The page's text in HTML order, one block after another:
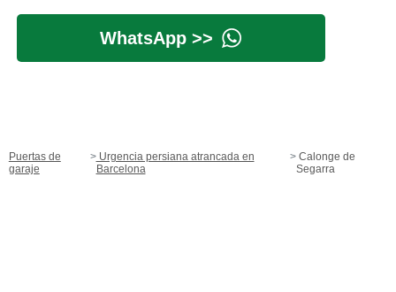
WhatsApp >>
Puertas de
garaje
Urgencia persiana atrancada en
Barcelona
Calonge de
Segarra